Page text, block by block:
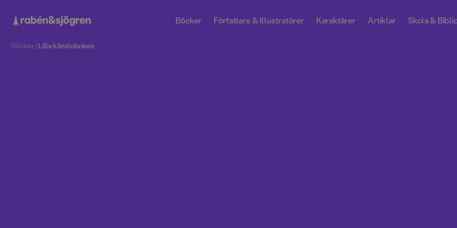
Böcker Författare & Illustratörer Karaktärer Artiklar Skola &
Böcker/Lilla känsloboken